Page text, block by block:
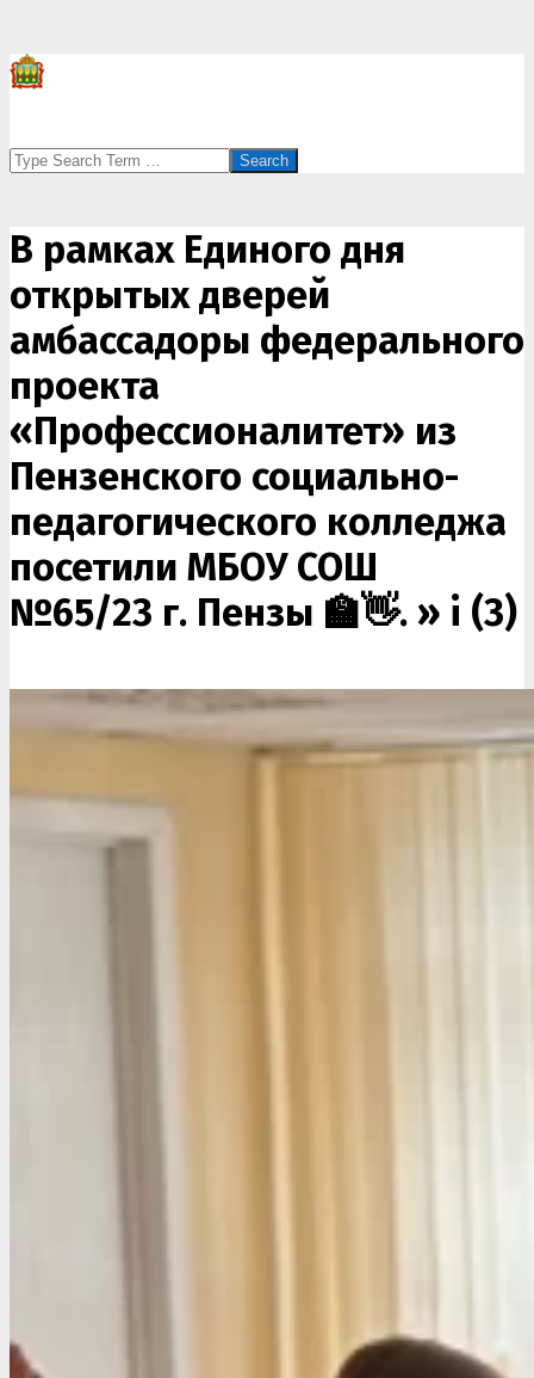
Search
В рамках Единого дня
открытых дверей
амбассадоры федерального
проекта
«Профессионалитет» из
Пензенского социально-
педагогического колледжа
посетили МБОУ СОШ
№65/23 г. Пензы 🏫👋. » i (3)